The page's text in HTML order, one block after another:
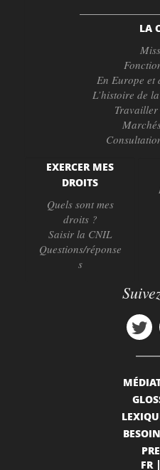
LA
En Europe et
L’histoire de
EXERCER MES
DROITS
Quels sont mes
droits ?
Saisir la CNIL
Questions/réponse
s
FR